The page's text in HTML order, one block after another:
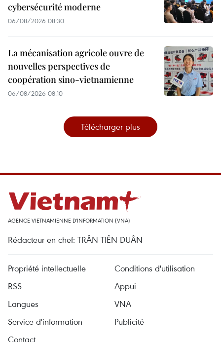
cybersécurité moderne
06/08/2026 08:30
La mécanisation agricole ouvre de
nouvelles perspectives de
coopération sino-vietnamienne
06/08/2026 08:10
Télécharger plus
AGENCE VIETNAMIENNE D'INFORMATION (VNA)
Rédacteur en chef: TRÂN TIÊN DUÂN
Propriété intellectuelle
Conditions d'utilisation
RSS
Appui
Langues
VNA
Service d'information
Publicité
Contact